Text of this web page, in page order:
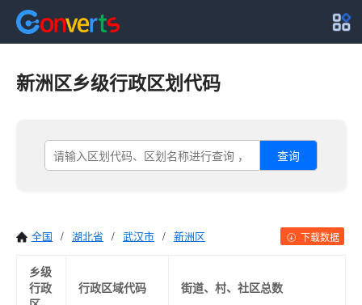
新洲区乡级行政区划代码
查询
全国 / 湖北省 / 武汉市 / 新洲区 下载数据
乡级
行政
行政区域代码 街道、村、社区总数